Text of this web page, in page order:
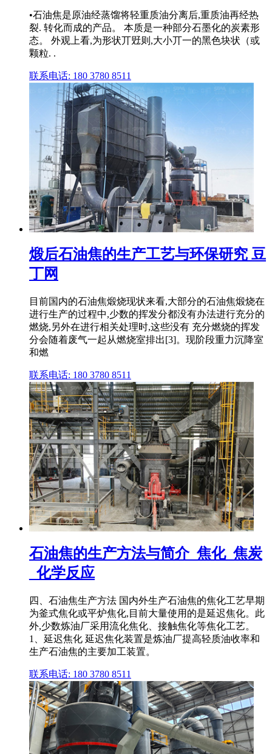
•石油焦是原油经蒸馏将轻重质油分离后,重质油再经热
裂. 转化而成的产品。 本质是一种部分石墨化的炭素形
态。 外观上看,为形状丌觃则,大小丌一的黑色块状（或
颗粒. .
联系电话: 180 3780 8511
煅后石油焦的生产工艺与环保研究 豆
丁网
目前国内的石油焦煅烧现状来看,大部分的石油焦煅烧在
进行生产的过程中,少数的挥发分都没有办法进行充分的
燃烧,另外在进行相关处理时,这些没有 充分燃烧的挥发
分会随着废气一起从燃烧室排出[3]。现阶段重力沉降室
和燃
联系电话: 180 3780 8511
石油焦的生产方法与简介_焦化_焦炭
_化学反应
四、石油焦生产方法 国内外生产石油焦的焦化工艺早期
为釜式焦化或平炉焦化,目前大量使用的是延迟焦化。此
外,少数炼油厂采用流化焦化、接触焦化等焦化工艺。
1、延迟焦化 延迟焦化装置是炼油厂提高轻质油收率和
生产石油焦的主要加工装置。
联系电话: 180 3780 8511